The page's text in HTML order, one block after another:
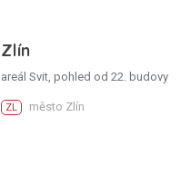
Zlín
areál Svit, pohled od 22. budovy
ZL město Zlín